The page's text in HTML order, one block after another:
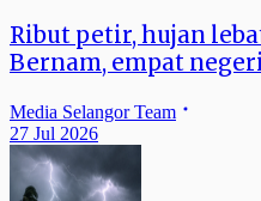
Ribut petir, hujan
Bernam, empat
Media Selangor Team
27 Jul 2026